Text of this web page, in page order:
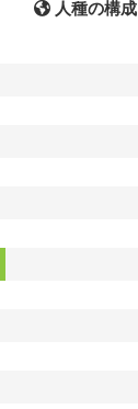
人種の構成